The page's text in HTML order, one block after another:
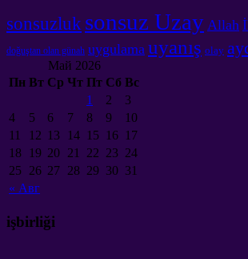
sonsuzluksonsuz Uzay Allah
doğuştan olan günah uygulama uyanış olay
Май 2026
Пн Вт Ср Чт Пт Сб Вс
« Авг
1 2
3
4
5 6 7 8 9
10
11
12 13 14 15 16 17
18
19 20 21 22 23 24
25 26 27 28 29 30 31
işbirliği